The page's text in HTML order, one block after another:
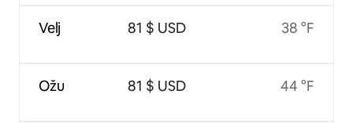
Velj
Ožu
81 $ USD
81 $ USD
38 °F
44 °F